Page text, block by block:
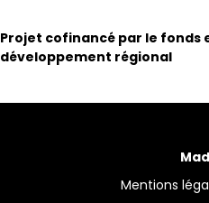
Projet cofinancé par le fonds
développement régional
Mentions